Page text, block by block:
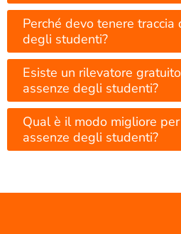
Perché devo tenere traccia
degli studenti?
Esiste un rilevatore
assenze degli studenti?
Qual è il modo migliore
assenze degli studenti?